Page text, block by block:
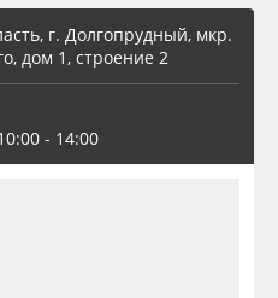
г. Долгопрудный, мкр.
дом 1, строение 2
- 14:00